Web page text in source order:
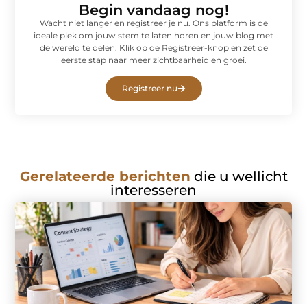
Begin vandaag nog!
Wacht niet langer en registreer je nu. Ons platform is de
ideale plek om jouw stem te laten horen en jouw blog met
de wereld te delen. Klik op de Registreer-knop en zet de
eerste stap naar meer zichtbaarheid en groei.
Registreer nu
Gerelateerde berichten die u wellicht
interesseren